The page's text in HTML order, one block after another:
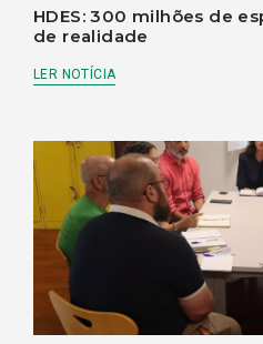
HDES: 300 milhões de
de realidade
LER NOTÍCIA